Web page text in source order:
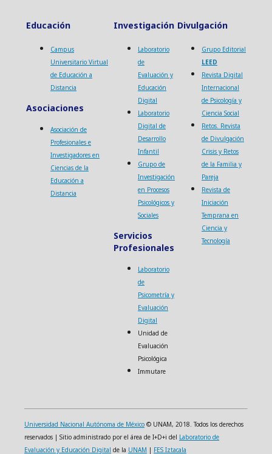
Educación Investigación Divulgación
Campus
Universitario Virtual
de Educación a
Distancia
Asociaciones
Asociación de
Profesionales e
Investigadores en
Ciencias de la
Educación a
Distancia
Laboratorio
de
Evaluación y
Educación
Digital
Laboratorio
Digital de
Desarrollo
Infantil
Grupo de
Investigación
en Procesos
Psicológicos y
Sociales
Servicios
Profesionales
Laboratorio
de
Psicometría y
Evaluación
Digital
Unidad de
Evaluación
Psicológica
Immutare
Grupo Editorial
LEED
Revista Digital
Internacional
de Psicología y
Ciencia Social
Retos. Revista
de Divulgación
Crisis y Retos
de la Familia y
Pareja
Revista de
Iniciación
Temprana en
Ciencia y
Tecnología
Universidad Nacional Autónoma de México © UNAM, 2018. Todos los derechos
reservados | Sitio administrado por el área de I+D+i del Laboratorio de
Evaluación y Educación Digital de la UNAM | FES Iztacala